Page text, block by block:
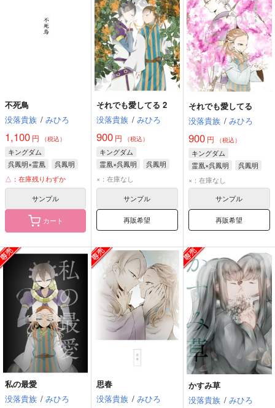
不死鳥
没落貴族 / みひろ
1,100 円 （税込）
キングダム
呉鳳明×霊凰
呉鳳明
霊凰
△：在庫残りわずか
サンプル
カート
それでも愛してる 2
没落貴族 / みひろ
900 円 （税込）
キングダム
霊凰×呉鳳明
呉鳳明
霊凰
×：在庫なし
サンプル
再販希望
それでも愛してる
没落貴族 / みひろ
900円 （税込）
キングダム
霊凰×呉鳳明
呉鳳明
霊凰
×：在庫なし
サンプル
再販希望
私の最愛
没落貴族 / みひろ
思春
没落貴族 / みひろ
かすみ草
没落貴族 / みひろ